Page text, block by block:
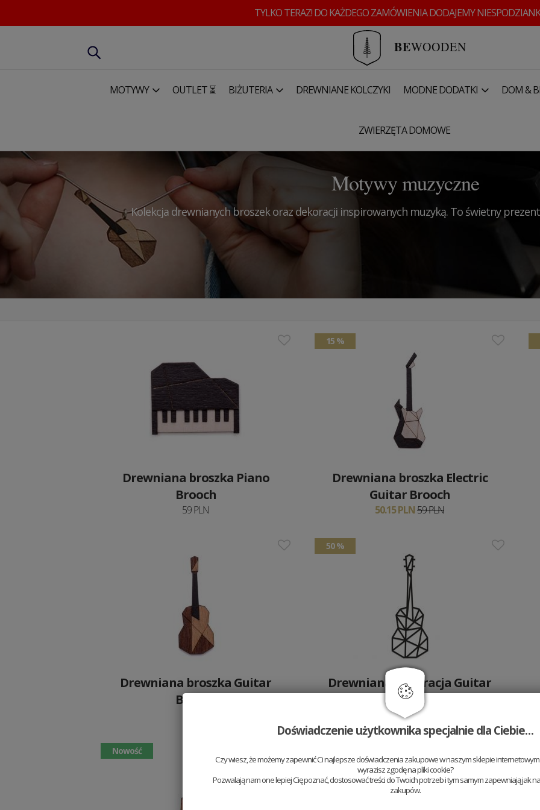
TYLKO TERAZ! DO KAŻDEGO ZAMÓWIENIA DODAJEMY
BEWOODEN
MOTYWY OUTLET ⏳ BIŻUTERIA DREWNIANE KOLCZYKI MODNE DODATKI DOM &
ZWIERZĘTA DOMOWE
Motywy muzyczne
Kolekcja drewnianych broszek oraz dekoracji inspirowanych muzyką. To świetny
Drewniana broszka Piano
Brooch
59 PLN
15 %
Drewniana broszka Electric
Guitar Brooch
50.15 PLN59 PLN
Drewniana broszka Guitar
Brooch
50 %
Drewniana dekoracja Guitar
Siluette
49.5 PLN99 PLN
Nowość
Doświadczenie użytkownika specjalnie dla Ciebie…
Czy wiesz, że możemy zapewnić Ci najlepsze doświadczenia zakupowe w naszym sklepie
wyrazisz zgodę na pliki cookie?
Pozwalają nam one lepiej Cię poznać, dostosować treści do Twoich potrzeb i tym samym zapewniają jak
zakupów.